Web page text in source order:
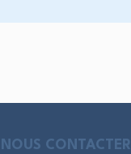
NOUS CONTACTER